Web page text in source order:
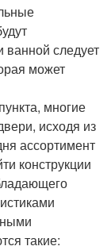
ванной следует
может
многие
исходя из
ассортимент
конструкции
такие: